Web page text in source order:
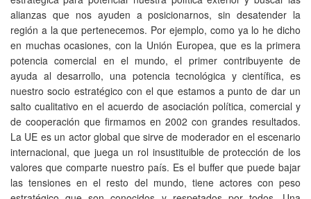
alianzas que nos ayuden a posicionarnos, sin desatender la
región a la que pertenecemos. Por ejemplo, como ya lo he dicho
en muchas ocasiones, con la Unión Europea, que es la primera
potencia comercial en el mundo, el primer contribuyente de
ayuda al desarrollo, una potencia tecnológica y científica, es
nuestro socio estratégico con el que estamos a punto de dar un
salto cualitativo en el acuerdo de asociación política, comercial y
de cooperación que firmamos en 2002 con grandes resultados.
La UE es un actor global que sirve de moderador en el escenario
internacional, que juega un rol insustituible de protección de los
valores que comparte nuestro país. Es el buffer que puede bajar
las tensiones en el resto del mundo, tiene actores con peso